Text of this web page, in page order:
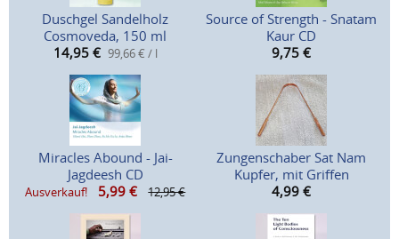
Duschgel Sandelholz
Cosmoveda, 150 ml
14,95 € 99,66 € / l
Source of Strength - Snatam
Kaur CD
9,75 €
Miracles Abound - Jai-
Jagdeesh CD
Ausverkauf! 5,99 € 12,95 €
Zungenschaber Sat Nam
Kupfer, mit Griffen
4,99 €